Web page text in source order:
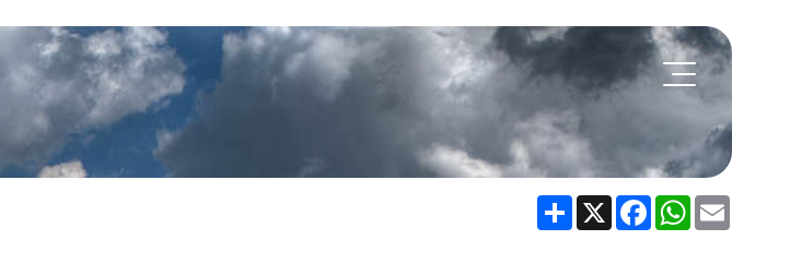
Share X FacebookWhatsApp